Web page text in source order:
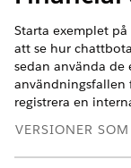
Starta exemplet
att se hur
sedan använda de
registrera en
VERSIONER SOM